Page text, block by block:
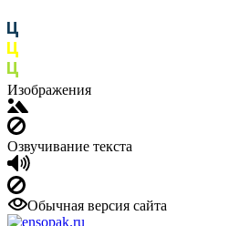
Изображения
Озвучивание текста
Обычная версия сайта